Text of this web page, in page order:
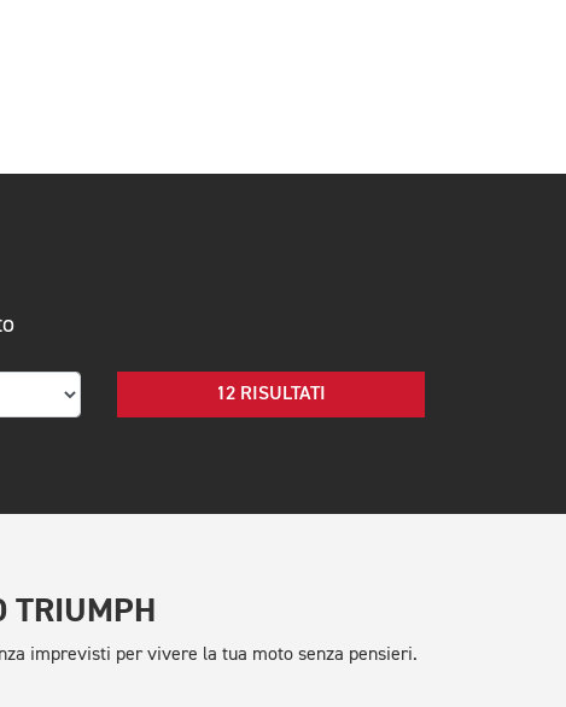
12 RISULTATI
TRIUMPH
imprevisti per vivere la tua moto senza pensieri.